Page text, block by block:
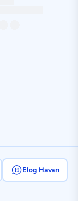
Blog Havan